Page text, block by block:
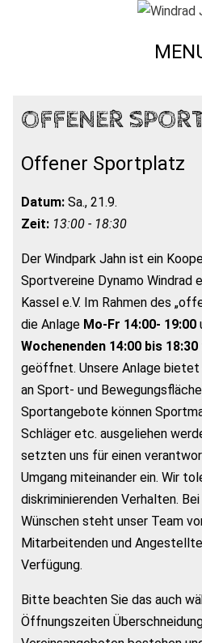
OFFENER
Offener Sportplatz
Datum: Sa., 21.9.
Zeit: 13:00 - 18:30
Der Windpark Jahn ist ein
Sportvereine Dynamo Windrad
Kassel e.V. Im Rahmen des
die Anlage Mo-Fr 14:00- 19:00
Wochenenden 14:00 bis 18:30
geöffnet. Unsere Anlage
an Sport- und
Sportangebote können
Schläger etc. ausgeliehen
setzten uns für einen
Umgang miteinander ein. Wir
diskriminierenden Verhalten.
Wünschen steht unser Team
Mitarbeitenden und
Verfügung.
Bitte beachten Sie das auch
Öffnungszeiten